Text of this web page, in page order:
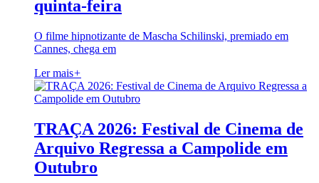
quinta-feira
O filme hipnotizante de Mascha Schilinski, premiado em
Cannes, chega em
Ler mais+
TRAÇA 2026: Festival de Cinema de
Arquivo Regressa a Campolide em
Outubro